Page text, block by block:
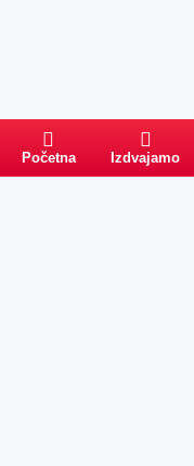
Početna Izdvajamo